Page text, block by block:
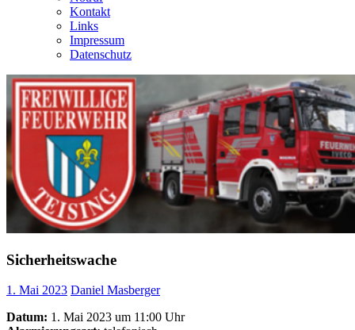
Kontakt
Links
Impressum
Datenschutz
Sicherheitswache
1. Mai 2023 Daniel Masberger
Datum: 1. Mai 2023 um 11:00 Uhr